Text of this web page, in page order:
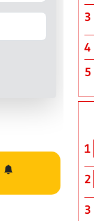
3
4
5
1
2
3